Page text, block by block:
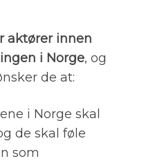
aktører innen
i Norge, og
de at:
i Norge skal
de skal føle
som